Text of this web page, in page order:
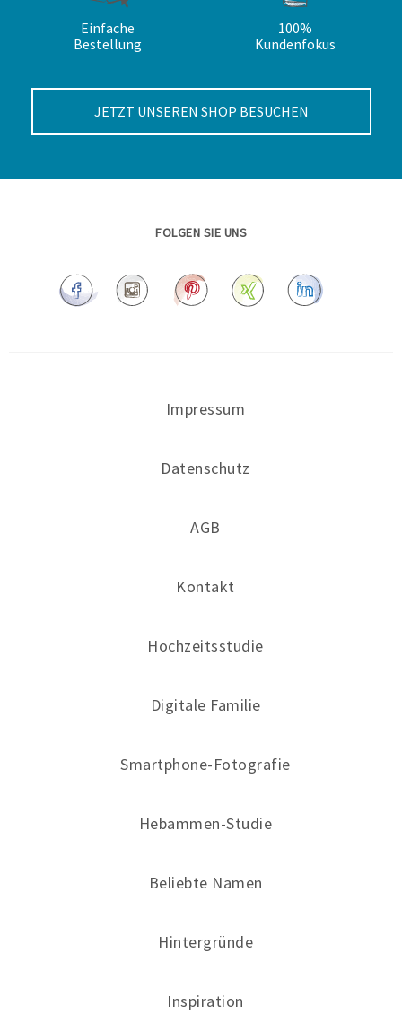
Einfache
Bestellung
100%
Kundenfokus
JETZT UNSEREN SHOP BESUCHEN
FOLGEN SIE UNS
Impressum
Datenschutz
AGB
Kontakt
Hochzeitsstudie
Digitale Familie
Smartphone-Fotografie
Hebammen-Studie
Beliebte Namen
Hintergründe
Inspiration